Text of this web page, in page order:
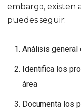
embargo, existen
puedes seguir:
Análisis general
Identifica los
área
Documenta los